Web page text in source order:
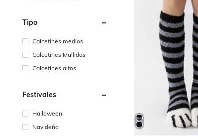
Tipo
Calcetines medios
Calcetines Mullidos
Calcetines altos
Festivales
Halloween
Navideño